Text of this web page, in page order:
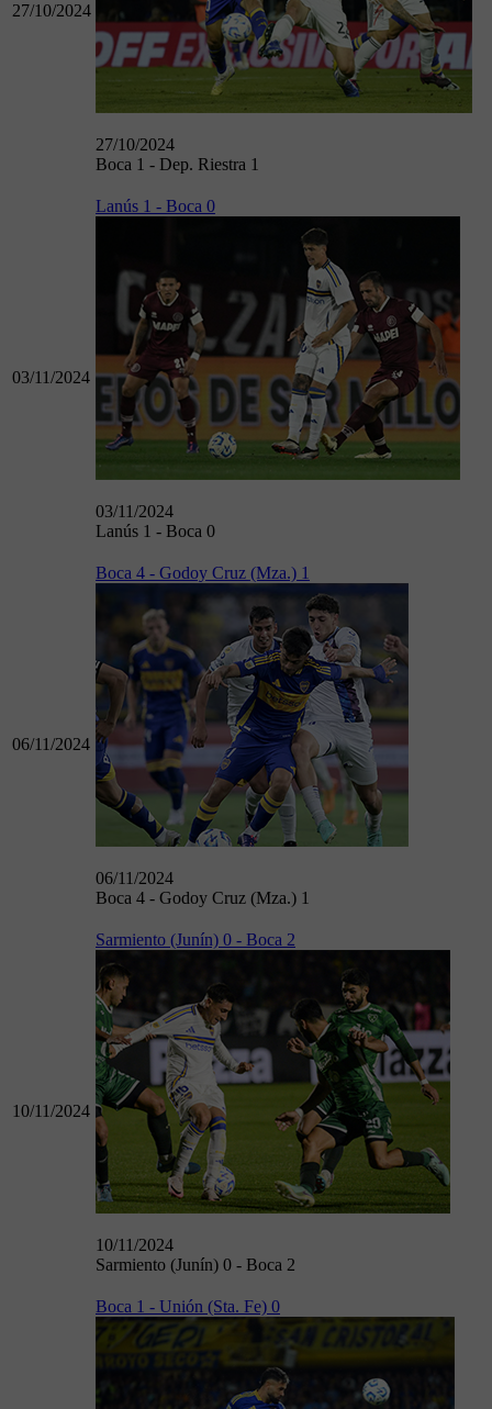
27/10/2024
27/10/2024
Boca 1 - Dep. Riestra 1
03/11/2024
Lanús 1 - Boca 0
03/11/2024
Lanús 1 - Boca 0
06/11/2024
Boca 4 - Godoy Cruz (Mza.) 1
06/11/2024
Boca 4 - Godoy Cruz (Mza.) 1
10/11/2024
Sarmiento (Junín) 0 - Boca 2
10/11/2024
Sarmiento (Junín) 0 - Boca 2
Boca 1 - Unión (Sta. Fe) 0